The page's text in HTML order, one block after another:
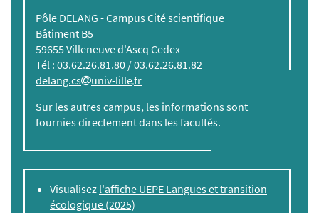
Pôle DELANG - Campus Cité scientifique
Bâtiment B5
59655 Villeneuve d'Ascq Cedex
Tél : 03.62.26.81.80 / 03.62.26.81.82
delang.cs
univ-lillefr
Sur les autres campus, les informations sont
fournies directement dans les facultés.
Visualisez l'affiche UEPE Langues et transition
écologique (2025)